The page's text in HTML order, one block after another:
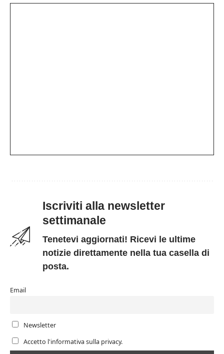
Iscriviti alla newsletter
settimanale
Tenetevi aggiornati! Ricevi le ultime
notizie direttamente nella tua casella di
posta.
Email
Newsletter
Accetto l'informativa sulla privacy.